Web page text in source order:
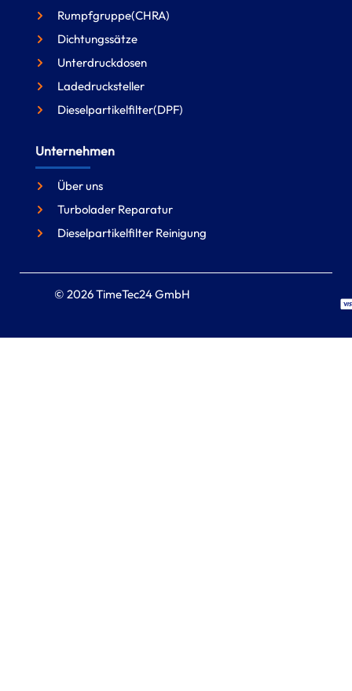
Rumpfgruppe(CHRA)
Dichtungssätze
Unterdruckdosen
Ladedrucksteller
Dieselpartikelfilter(DPF)
Unternehmen
Über uns
Turbolader Reparatur
Dieselpartikelfilter Reinigung
© 2026 TimeTec24 GmbH